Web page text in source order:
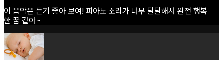
이 음악은 듣기 좋아 보여! 피아노 소리가 너무 달달해서 완전 행복
한 꿈 같아~